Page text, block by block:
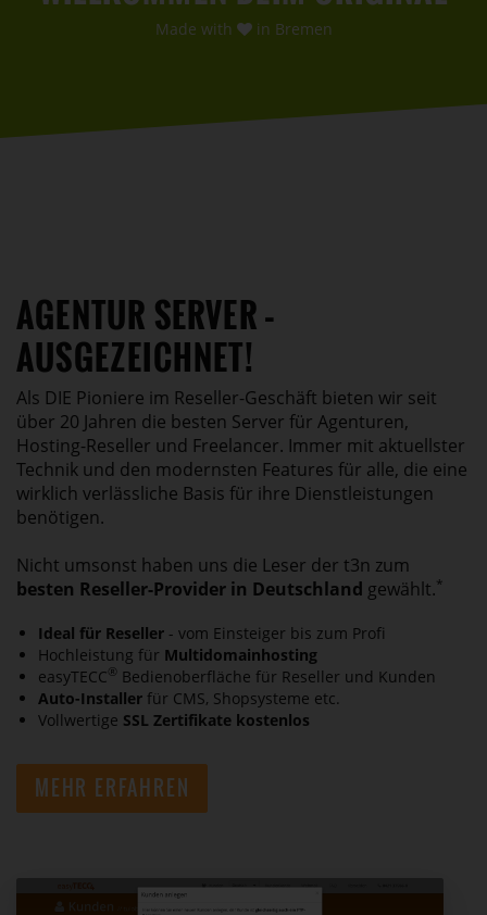
Made with in Bremen
AGENTUR SERVER –
AUSGEZEICHNET!
Als DIE Pioniere im Reseller-Geschäft bieten wir seit
über 20 Jahren die besten Server für Agenturen,
Hosting-Reseller und Freelancer. Immer mit aktuellster
Technik und den modernsten Features für alle, die eine
wirklich verlässliche Basis für ihre Dienstleistungen
benötigen.
Nicht umsonst haben uns die Leser der t3n zum
besten Reseller-Provider in Deutschland gewählt.*
Ideal für Reseller - vom Einsteiger bis zum Profi
Hochleistung für Multidomainhosting
easyTECC ® Bedienoberfläche für Reseller und Kunden
Auto-Installer für CMS, Shopsysteme etc.
Vollwertige SSL Zertifikate kostenlos
MEHR ERFAHREN